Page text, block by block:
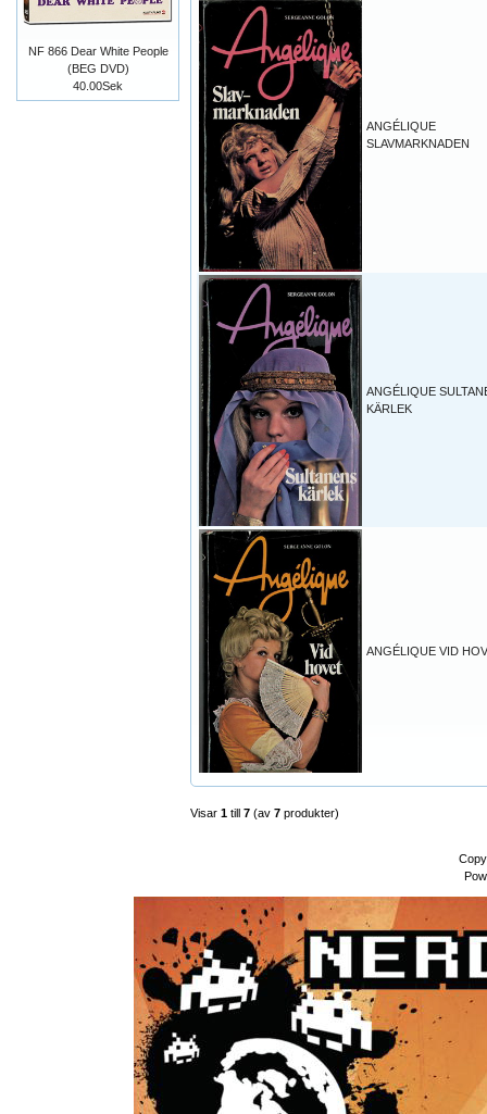
ANGÉLIQUE
SLAVMARKNADEN
ANGÉLIQUE
KÄRLEK
ANGÉLIQUE VID
Visar 1 till 7 (av 7 produkter)
NF 866 Dear White People
(BEG DVD)
40.00Sek